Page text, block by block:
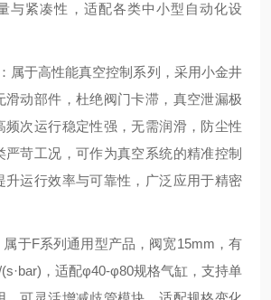
与紧凑性，适配各类中小型自动化设
：属于高性能真空控制系列，采用小金井
滑动部件，杜绝阀门卡滞，真空泄漏极
频次运行稳定性强，无需润滑，防尘性
严苛工况，可作为真空系统的精准控制
升运行效率与可靠性，广泛应用于精密
属于F系列通用型产品，阀宽15mm，有
，适配φ40-φ80规格气缸，支持单